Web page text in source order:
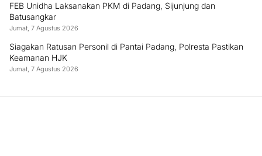
FEB Unidha Laksanakan PKM di Padang, Sijunjung dan
Batusangkar
Jumat, 7 Agustus 2026
Siagakan Ratusan Personil di Pantai Padang, Polresta Pastikan
Keamanan HJK
Jumat, 7 Agustus 2026